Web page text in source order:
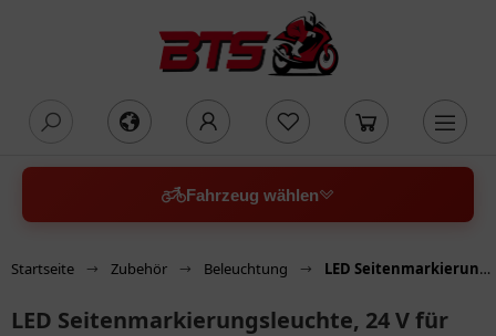
Fahrzeug wählen
Startseite Zubehör Beleuchtung LED Seitenmarkierungsleuchte, 24 V für Motorräder
LED Seitenmarkierungsleuchte, 24 V für